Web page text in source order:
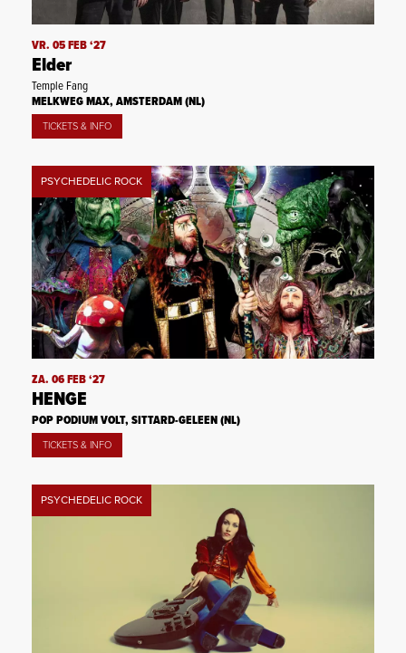
VR. 05 FEB ‘27
Elder
Temple Fang
MELKWEG MAX, AMSTERDAM (NL)
TICKETS & INFO
PSYCHEDELIC ROCK
ZA. 06 FEB ‘27
HENGE
POP PODIUM VOLT, SITTARD-GELEEN (NL)
TICKETS & INFO
PSYCHEDELIC ROCK